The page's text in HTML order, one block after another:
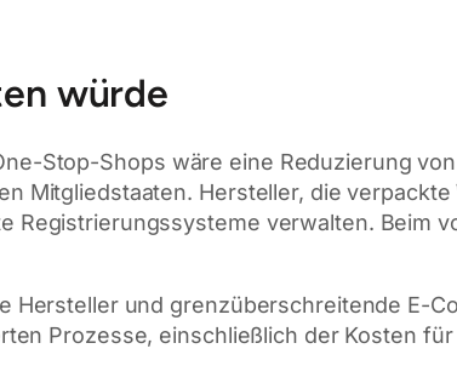
würde
Stop-Shops wäre eine Reduzierung
Mitgliedstaaten. Hersteller, die
Registrierungssysteme verwalten. Beim
Hersteller und grenzüberschreitende E-
Prozesse, einschließlich der Kosten